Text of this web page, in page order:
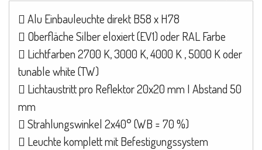
 Alu Einbauleuchte direkt B58 x H78
 Oberfläche Silber eloxiert (EV1) oder RAL Farbe
 Lichtfarben 2700 K, 3000 K, 4000 K , 5000 K oder
tunable white (TW)
 Lichtaustritt pro Reflektor 20x20 mm I Abstand 50
mm
 Strahlungswinkel 2x40° (WB = 70 %)
 Leuchte komplett mit Befestigungssystem